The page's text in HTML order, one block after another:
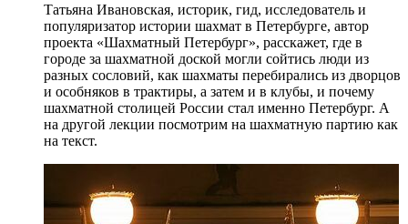
Татьяна Ивановская, историк, гид, исследователь и
популяризатор истории шахмат в Петербурге, автор
проекта «Шахматный Петербург», расскажет, где в
городе за шахматной доской могли сойтись люди из
разных сословий, как шахматы перебирались из дворцов
и особняков в трактиры, а затем и в клубы, и почему
шахматной столицей России стал именно Петербург. А
на другой лекции посмотрим на шахматную партию как
на текст.